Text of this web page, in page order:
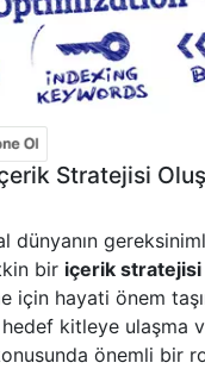
Stratejisi
dünyanın
bir içerik
için hayati önem
kitleye ulaşma
önemli bir